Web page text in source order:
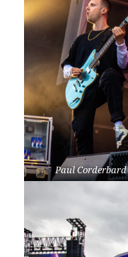
Paul Corderbard